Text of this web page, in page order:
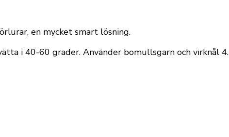
en mycket smart lösning.
i 40-60 grader. Använder bomullsgarn och virknål 4.